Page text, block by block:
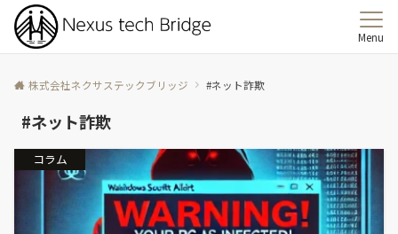
Menu
株式会社ネクサステックブリッジ #ネット詐欺
#ネット詐欺
コラム